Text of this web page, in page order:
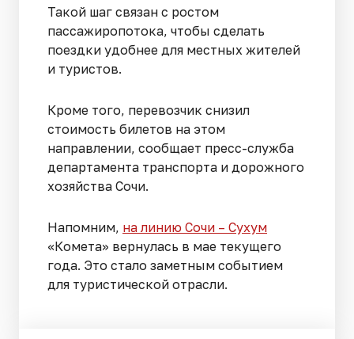
Такой шаг связан с ростом
пассажиропотока, чтобы сделать
поездки удобнее для местных жителей
и туристов.
Кроме того, перевозчик снизил
стоимость билетов на этом
направлении, сообщает пресс-служба
департамента транспорта и дорожного
хозяйства Сочи.
Напомним, на линию Сочи – Сухум
«Комета» вернулась в мае текущего
года. Это стало заметным событием
для туристической отрасли.